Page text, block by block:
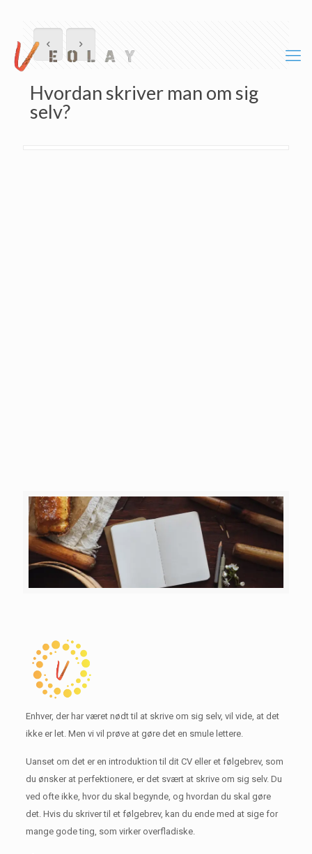
Hvordan skriver man om sig
selv?
Enhver, der har været nødt til at skrive om sig selv, vil vide, at det
ikke er let. Men vi vil prøve at gøre det en smule lettere.
Uanset om det er en introduktion til dit CV eller et følgebrev, som
du ønsker at perfektionere, er det svært at skrive om sig selv. Du
ved ofte ikke, hvor du skal begynde, og hvordan du skal gøre
det. Hvis du skriver til et følgebrev, kan du ende med at sige for
mange gode ting, som virker overfladiske.